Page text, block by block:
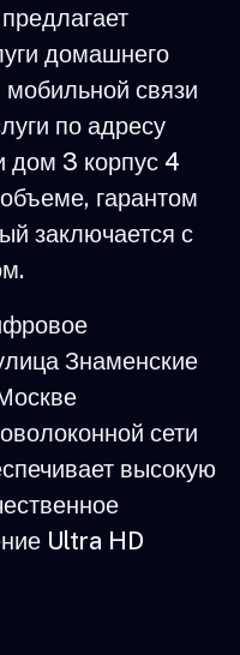
домашнего
мобильной связи
по адресу
дом 3 корпус 4
гарантом
заключается с
Знаменские
сети
высокую
Ultra HD